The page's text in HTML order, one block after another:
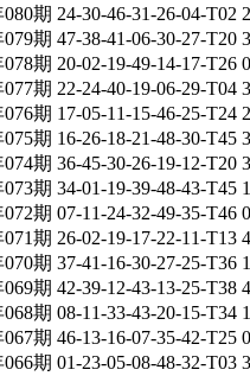
080期 24-30-46-31-26-04-T02
079期 47-38-41-06-30-27-T20
078期 20-02-19-49-14-17-T26
077期 22-24-40-19-06-29-T04
076期 17-05-11-15-46-25-T24
075期 16-26-18-21-48-30-T45
074期 36-45-30-26-19-12-T20
073期 34-01-19-39-48-43-T45
072期 07-11-24-32-49-35-T46
071期 26-02-19-17-22-11-T13
070期 37-41-16-30-27-25-T36
069期 42-39-12-43-13-25-T38
068期 08-11-33-43-20-15-T34
067期 46-13-16-07-35-42-T25
066期 01-23-05-08-48-32-T03